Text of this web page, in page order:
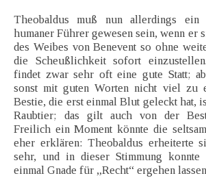
Theobaldus muß nun allerdings
humaner Führer gewesen sein, wenn er
des Weibes von Benevent so ohne
die Scheußlichkeit sofort
findet zwar sehr oft eine gute Statt;
sonst mit guten Worten nicht viel zu
Bestie, die erst einmal Blut geleckt hat,
Raubtier; das gilt auch von der
Freilich ein Moment könnte die
eher erklären: Theobaldus erheiterte
sehr, und in dieser Stimmung
einmal Gnade für „Recht“ ergehen